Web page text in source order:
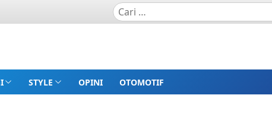
STYLE OPINI OTOMOTIF